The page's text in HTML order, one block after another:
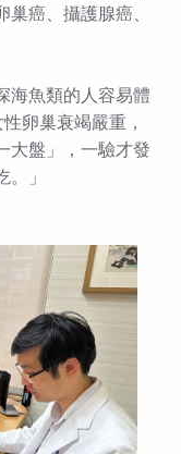
癌、攝護腺癌、
海魚類的人容易體
卵巢衰竭嚴重，
大盤」，一驗才發
」